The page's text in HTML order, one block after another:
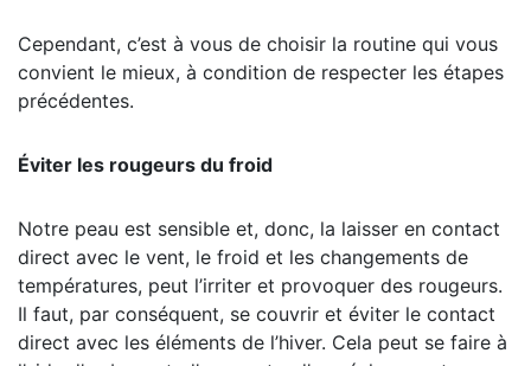
Cependant, c’est à vous de choisir la routine qui vous
convient le mieux, à condition de respecter les étapes
précédentes.
Éviter les rougeurs du froid
Notre peau est sensible et, donc, la laisser en contact
direct avec le vent, le froid et les changements de
températures, peut l’irriter et provoquer des rougeurs.
Il faut, par conséquent, se couvrir et éviter le contact
direct avec les éléments de l’hiver. Cela peut se faire à